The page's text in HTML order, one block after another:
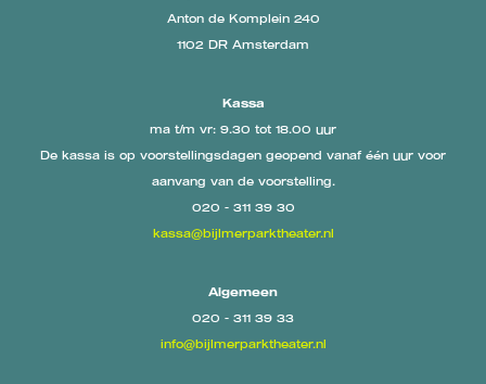
Anton de Komplein 240
1102 DR Amsterdam
Kassa
ma t/m vr: 9.30 tot 18.00 uur
De kassa is op voorstellingsdagen geopend vanaf één uur voor
aanvang van de voorstelling.
020 - 311 39 30
kassa@bijlmerparktheater.nl
Algemeen
020 - 311 39 33
info@bijlmerparktheater.nl